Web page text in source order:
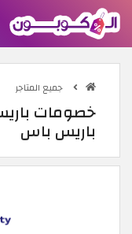
جميع المتاجر
باريس باس